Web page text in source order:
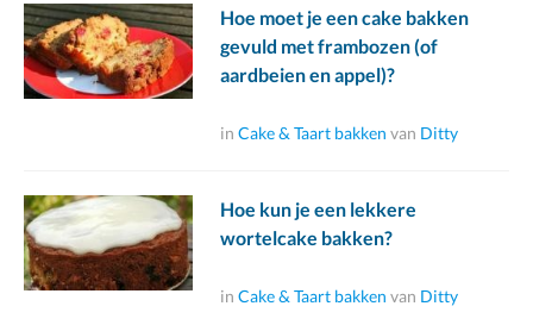
Hoe moet je een cake bakken
gevuld met frambozen (of
aardbeien en appel)?
in Cake & Taart bakken van Ditty
Hoe kun je een lekkere
wortelcake bakken?
in Cake & Taart bakken van Ditty